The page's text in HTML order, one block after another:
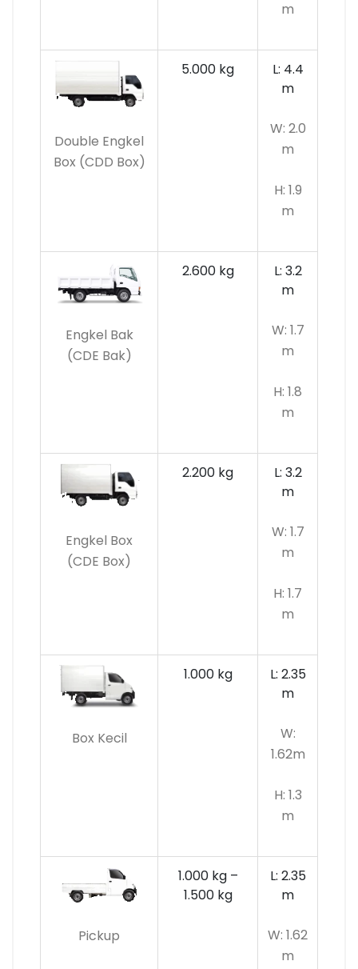
m
Double Engkel
Box (CDD Box)
5.000 kg
L: 4.4
m
W: 2.0
m
H: 1.9
m
Engkel Bak
(CDE Bak)
2.600 kg
L: 3.2
m
W: 1.7
m
H: 1.8
m
Engkel Box
(CDE Box)
2.200 kg
L: 3.2
m
W: 1.7
m
H: 1.7
m
Box Kecil
1.000 kg
L: 2.35
m
W:
1.62m
H: 1.3
m
Pickup
1.000 kg –
1.500 kg
L: 2.35
m
W: 1.62
m